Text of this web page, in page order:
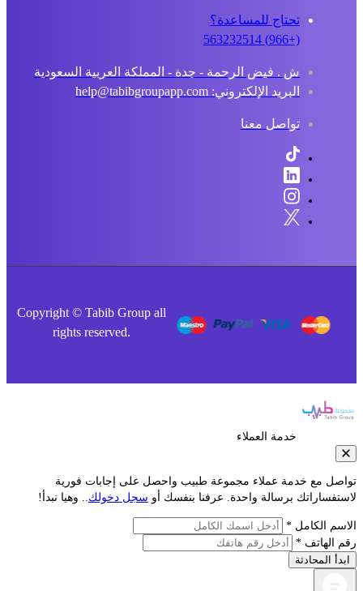
تحتاج للمساعدة؟
ش . فيض الرحمة - جدة - المملكة العربية السعودية
البريد الإلكتروني: help@tabibgroupapp.com
تواصل معنا
Copyright © Tabib Group all
rights reserved.
خدمة العملاء
مع خدمة عملاء مجموعة طبيب واحصل على إجابات فورية
برسالة واحدة. عرفنا بنفسك أوسجل دخولك.. وهيا نبدأ!
الكامل *
الهاتف *
المحادثة